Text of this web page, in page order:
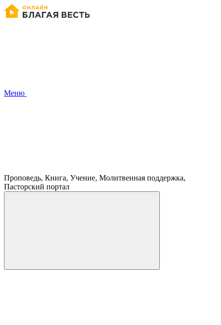
Меню
Проповедь, Книга, Учение, Молитвенная поддержка,
Пасторский портал